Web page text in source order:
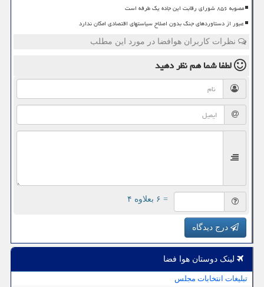
مصوبه ۸۵۶ شورای رقابت این جاده یک طرفه است
عبور از دستاوردهای جنگ بدون اصلاح سیاستهای اقتصادی امکان ندارد
نظرات کاربران هوافضا در مورد این مطلب
لطفا شما همنظر دهید
= ۶ بعلاوه ۴
درج دیدگاه
لینک دوستان هوا فضا
تبلیغات انتخابات مجلس